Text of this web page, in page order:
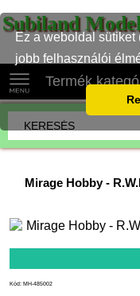
Ez a weboldal sütiket
jobb felhasználói
Subiland
Termék
Mirage Hobby-
Kód: MH-485002